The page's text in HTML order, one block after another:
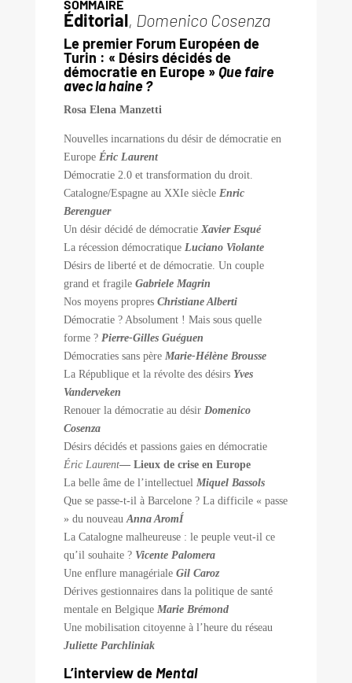
SOMMAIRE
Éditorial, Domenico Cosenza
Le premier Forum Européen de
Turin : « Désirs décidés de
démocratie en Europe »Que faire
avec la haine ?
Rosa Elena Manzetti
Nouvelles incarnations du désir de démocratie en
EuropeÉric Laurent
Démocratie 2.0 et transformation du droit.
Catalogne/Espagne au XXIe siècle Enric
Berenguer
Un désir décidé de démocratie Xavier Esqué
La récession démocratique Luciano Violante
Désirs de liberté et de démocratie. Un couple
grand et fragileGabriele Magrin
Nos moyens propres Christiane Alberti
Démocratie ? Absolument ! Mais sous quelle
forme ? Pierre-Gilles Guéguen
Démocraties sans père Marie-Hélène Brousse
La République et la révolte des désirs Yves
Vanderveken
Renouer la démocratie au désir Domenico
Cosenza
Désirs décidés et passions gaies en démocratie
Éric Laurent— Lieux de crise en Europe
La belle âme de l’intellectuel Miquel Bassols
Que se passe-t-il à Barcelone ? La difficile « passe
» du nouveau Anna AromÍ
La Catalogne malheureuse : le peuple veut-il ce
qu’il souhaite ? Vicente Palomera
Une enflure managériale Gil Caroz
Dérives gestionnaires dans la politique de santé
mentale en Belgique Marie Brémond
Une mobilisation citoyenne à l’heure du réseau
Juliette Parchliniak
L’interview deMental